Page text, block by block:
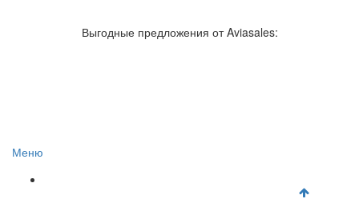
Отзывы об авиакомпаниях
Отзывы об аэропортах
Выгодные предложения от Aviasales:
Меню